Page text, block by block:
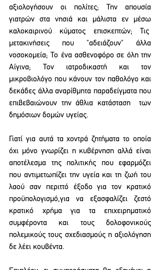
αξιολογήσουν οι πολίτες; Την απουσία
γιατρών στα νησιά και μάλιστα εν μέσω
καλοκαιρινού κύματος επισκεπτών; Τις
μετακινήσεις που "αδειάζουν" άλλα
νοσοκομεία; Το ένα ασθενοφόρο σε όλη την
Αίγινα; Τον ιατροδικαστή και τον
μικροβιολόγο που κάνουν τον παθολόγο και
δεκάδες άλλα αναρίθμητα παραδείγματα που
επιβεβαιώνουν την άθλια κατάσταση  των
δημόσιων δομών υγείας.
Γιατί για αυτά τα χοντρά ζητήματα το οποία
όχι μόνο γνωρίζει η κυβέρνηση αλλά είναι
αποτέλεσμα της πολιτικής που εφαρμόζει
που αντιμετωπίζει την υγεία και τη ζωή του
λαού σαν περιττό έξοδο για τον κρατικό
προϋπολογισμό,για να εξασφαλίζει ζεστό
κρατικό χρήμα για τα επιχειρηματικό
συμφέροντα και τους δολοφονικούς
πολεμικούς τους σχεδιασμούς η αξιολόγηση
δε λέει κουβέντα.